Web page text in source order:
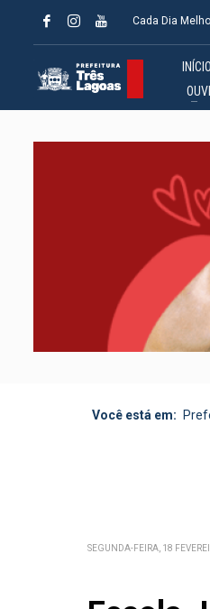
Cada Dia
INÍCIO
Você está em:
SEGUNDA-FEIRA, 18